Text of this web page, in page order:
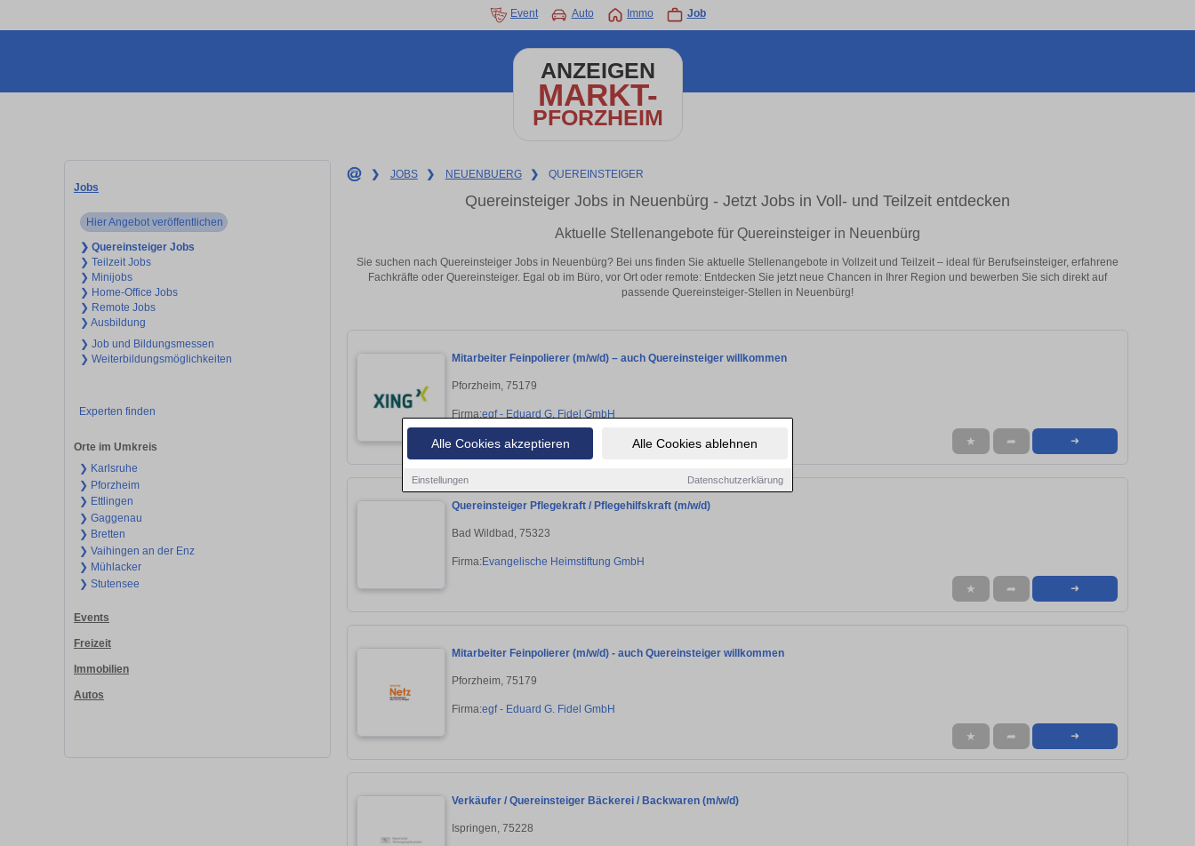
Alle Cookies akzeptieren Alle Cookies ablehnen
Einstellungen Datenschutzerklärung
Event Auto Immo Job
ANZEIGEN
MARKT-
PFORZHEIM
Jobs
Hier Angebot veröffentlichen
❯ Quereinsteiger Jobs
❯ Teilzeit Jobs
❯ Minijobs
❯ Home-Office Jobs
❯ Remote Jobs
❯ Ausbildung
❯ Job und Bildungsmessen
❯ Weiterbildungsmöglichkeiten
Experten finden
Orte im Umkreis
❯ Karlsruhe
❯ Pforzheim
❯ Ettlingen
❯ Gaggenau
❯ Bretten
❯ Vaihingen an der Enz
❯ Mühlacker
❯ Stutensee
Events
Freizeit
Immobilien
Autos
❯ JOBS ❯ NEUENBUERG ❯ QUEREINSTEIGER
Quereinsteiger Jobs in Neuenbürg - Jetzt Jobs in Voll- und Teilzeit entdecken
Aktuelle Stellenangebote für Quereinsteiger in Neuenbürg
Sie suchen nach Quereinsteiger Jobs in Neuenbürg? Bei uns finden Sie aktuelle Stellenangebote in Vollzeit und Teilzeit – ideal für Berufseinsteiger, erfahrene
Fachkräfte oder Quereinsteiger. Egal ob im Büro, vor Ort oder remote: Entdecken Sie jetzt neue Chancen in Ihrer Region und bewerben Sie sich direkt auf
passende Quereinsteiger-Stellen in Neuenbürg!
Mitarbeiter Feinpolierer (m/w/d) – auch Quereinsteiger willkommen
Pforzheim, 75179
Firma:egf - Eduard G. Fidel GmbH
★ ➦ ➜
Quereinsteiger Pflegekraft / Pflegehilfskraft (m/w/d)
Bad Wildbad, 75323
Firma:Evangelische Heimstiftung GmbH
★ ➦ ➜
Mitarbeiter Feinpolierer (m/w/d) - auch Quereinsteiger willkommen
Pforzheim, 75179
Firma:egf - Eduard G. Fidel GmbH
★ ➦ ➜
Verkäufer / Quereinsteiger Bäckerei / Backwaren (m/w/d)
Ispringen, 75228